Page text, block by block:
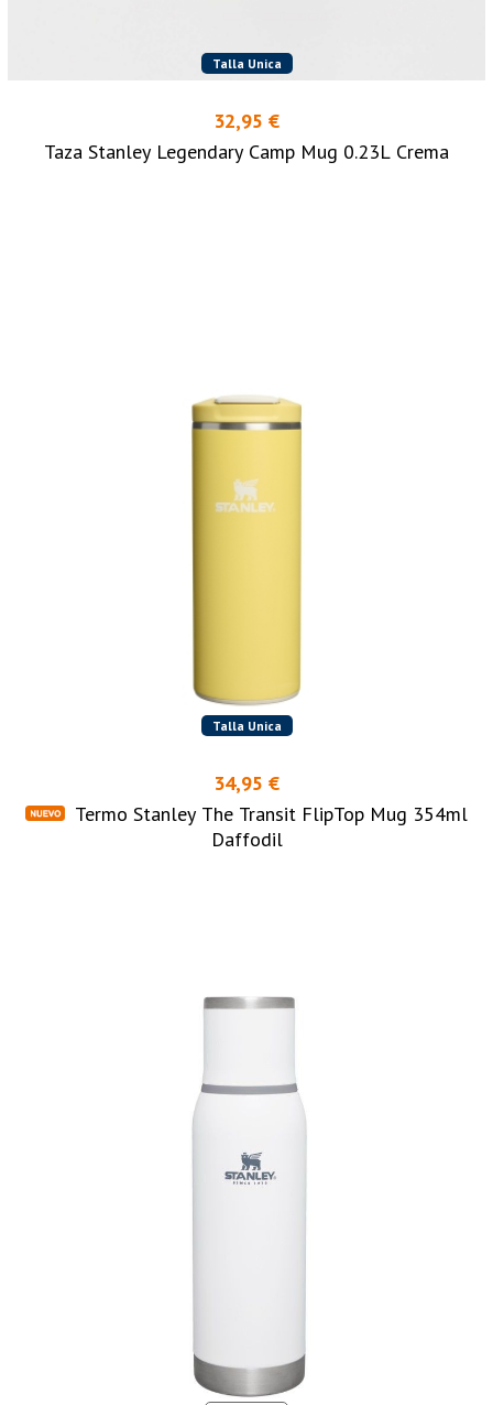
Talla Unica
32,95 €
Taza Stanley Legendary Camp Mug 0.23L Crema
Talla Unica
34,95 €
Termo Stanley The Transit FlipTop Mug 354ml
Daffodil